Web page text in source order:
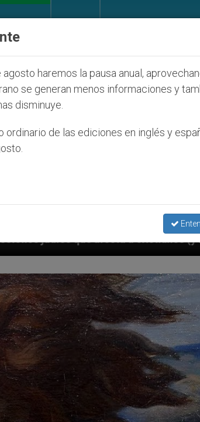
(y no sólo) en Tierra Santa
haremos la pausa anual,
se generan menos informaciones y
disminuye.
de las ediciones en inglés y